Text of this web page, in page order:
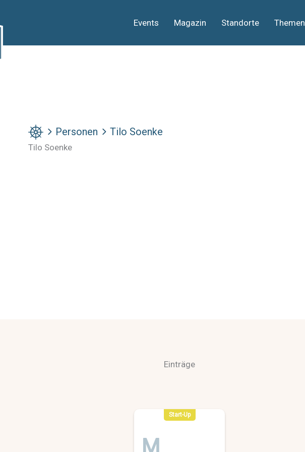
Events Magazin Standorte Themen
Personen Tilo Soenke
Tilo Soenke
Einträge
Start-Up
M